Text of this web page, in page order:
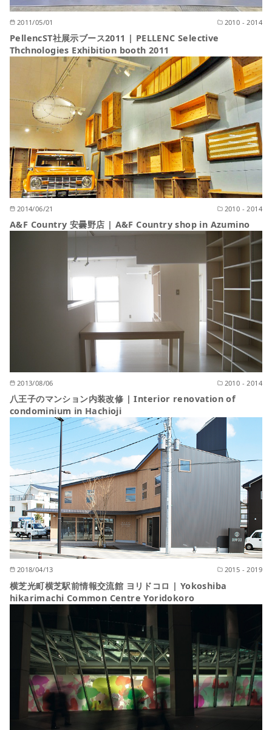
2011/05/01 2010 - 2014
PellencST社展示ブース2011 | PELLENC Selective
Thchnologies Exhibition booth 2011
2014/06/21 2010 - 2014
A&F Country 安曇野店 | A&F Country shop in Azumino
2013/08/06 2010 - 2014
八王子のマンション内装改修 | Interior renovation of
condominium in Hachioji
2018/04/13 2015 - 2019
横芝光町横芝駅前情報交流館 ヨリドコロ | Yokoshiba
hikarimachi Common Centre Yoridokoro